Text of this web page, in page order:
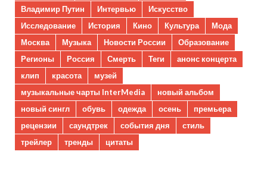
Владимир Путин
Интервью
Искусство
Исследование
История Кино Культура
Мода
Москва
Музыка Новости России
Образование
Регионы
Россия Смерть Теги
анонс концерта
клип
красота
музей
музыкальные чарты InterMedia
новый альбом
новый сингл
обувь одежда осень
премьера
рецензии
саундтрек события дня
стиль
трейлер
тренды цитаты